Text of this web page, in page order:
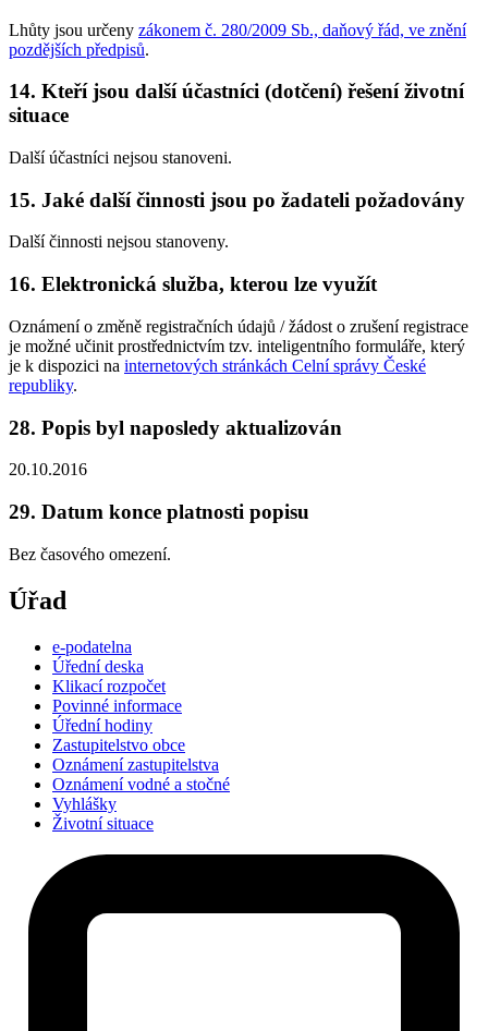
Lhůty jsou určeny zákonem č. 280/2009 Sb., daňový řád, ve znění
pozdějších předpisů.
14. Kteří jsou další účastníci (dotčení) řešení životní
situace
Další účastníci nejsou stanoveni.
15. Jaké další činnosti jsou po žadateli požadovány
Další činnosti nejsou stanoveny.
16. Elektronická služba, kterou lze využít
Oznámení o změně registračních údajů / žádost o zrušení registrace
je možné učinit prostřednictvím tzv. inteligentního formuláře, který
je k dispozici na internetových stránkách Celní správy České
republiky.
28. Popis byl naposledy aktualizován
20.10.2016
29. Datum konce platnosti popisu
Bez časového omezení.
Úřad
e-podatelna
Úřední deska
Klikací rozpočet
Povinné informace
Úřední hodiny
Zastupitelstvo obce
Oznámení zastupitelstva
Oznámení vodné a stočné
Vyhlášky
Životní situace